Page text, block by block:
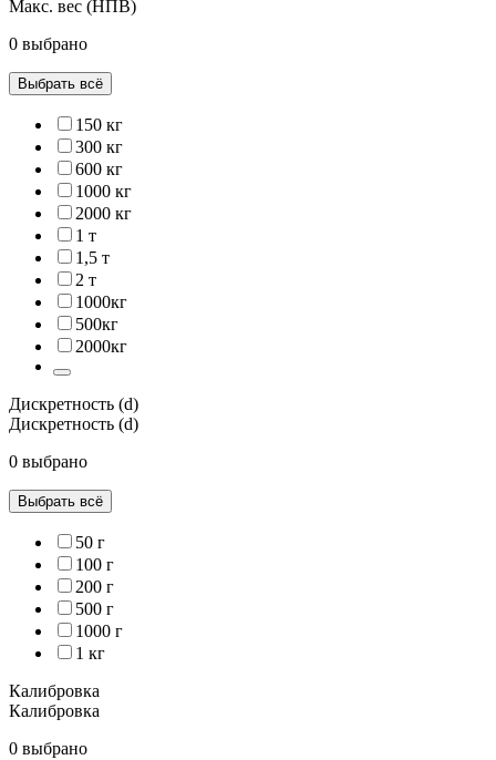
Макс. вес (НПВ)
0 выбрано
Выбрать всё
150 кг
300 кг
600 кг
1000 кг
2000 кг
1 т
1,5 т
2 т
1000кг
500кг
2000кг
Дискретность (d)
Дискретность (d)
0 выбрано
Выбрать всё
50 г
100 г
200 г
500 г
1000 г
1 кг
Калибровка
Калибровка
0 выбрано